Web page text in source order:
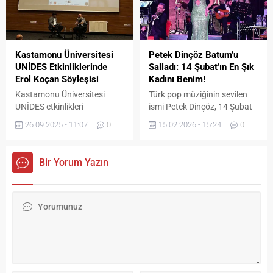
yapımcılığında hazırlandı.
çıktı.
Kastamonu Üniversitesi
UNİDES Etkinliklerinde
Erol Koçan Söyleşisi
Kastamonu Üniversitesi
UNİDES etkinlikleri
yönetmen Erol Koçan
Söyleşi sırasında, Filistin
özgürlüğünün simgesi olan
dansı eşlik etti. Gazze’de
26.09.2025 - 11:07 0
Petek Dinçöz Batum’u
Salladı: 14 Şubat’ın En Şık
Kadını Benim!
Türk pop müziğinin sevilen
ismi Petek Dinçöz, 14 Şubat
Gürcistan Batum’da bulunan
15.02.2026 - 15:24 0
Bir Yorum Yazın